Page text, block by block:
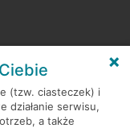
(tzw. ciasteczek) i
działanie serwisu,
a także